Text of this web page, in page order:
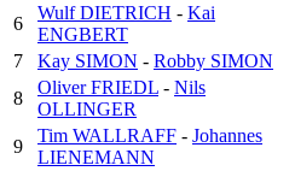
6
Wulf DIETRICH - Kai
ENGBERT
7
Kay SIMON - Robby SIMON
8
Oliver FRIEDL - Nils
OLLINGER
9
Tim WALLRAFF - Johannes
LIENEMANN